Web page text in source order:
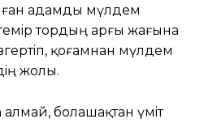
адамды мүлдем
тордың арғы жағына
қоғамнан мүлдем
жолы.
алмай, болашақтан үмiт